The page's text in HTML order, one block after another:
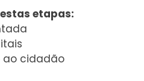
etapas:
ao cidadão